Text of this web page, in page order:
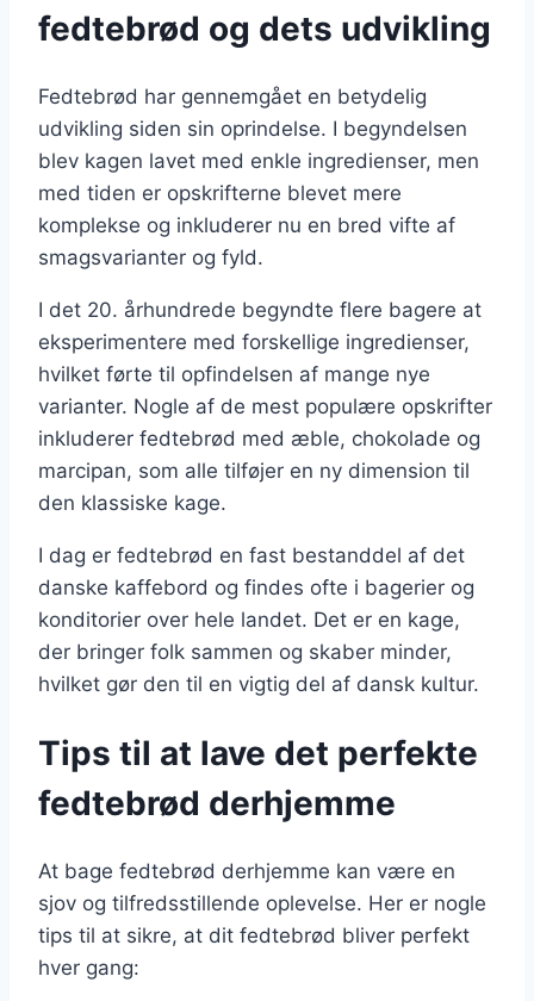
fedtebrød og dets udvikling
Fedtebrød har gennemgået en betydelig
udvikling siden sin oprindelse. I begyndelsen
blev kagen lavet med enkle ingredienser, men
med tiden er opskrifterne blevet mere
komplekse og inkluderer nu en bred vifte af
smagsvarianter og fyld.
I det 20. århundrede begyndte flere bagere at
eksperimentere med forskellige ingredienser,
hvilket førte til opfindelsen af mange nye
varianter. Nogle af de mest populære opskrifter
inkluderer fedtebrød med æble, chokolade og
marcipan, som alle tilføjer en ny dimension til
den klassiske kage.
I dag er fedtebrød en fast bestanddel af det
danske kaffebord og findes ofte i bagerier og
konditorier over hele landet. Det er en kage,
der bringer folk sammen og skaber minder,
hvilket gør den til en vigtig del af dansk kultur.
Tips til at lave det perfekte
fedtebrød derhjemme
At bage fedtebrød derhjemme kan være en
sjov og tilfredsstillende oplevelse. Her er nogle
tips til at sikre, at dit fedtebrød bliver perfekt
hver gang: